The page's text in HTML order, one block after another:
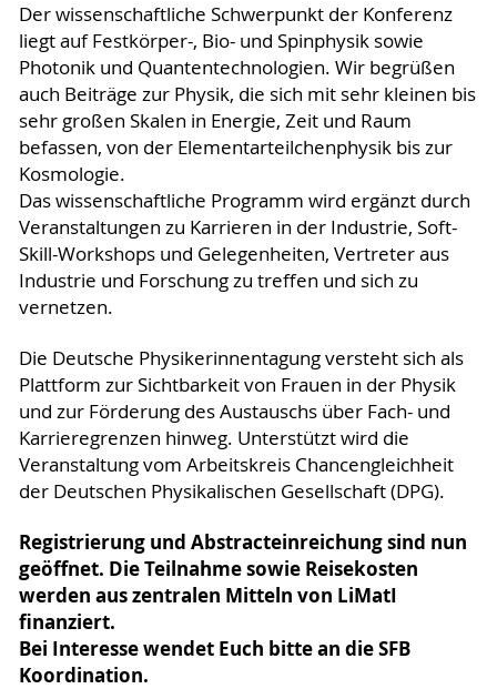
Der wissenschaftliche Schwerpunkt der Konferenz
liegt auf Festkörper-, Bio- und Spinphysik sowie
Photonik und Quantentechnologien. Wir begrüßen
auch Beiträge zur Physik, die sich mit sehr kleinen bis
sehr großen Skalen in Energie, Zeit und Raum
befassen, von der Elementarteilchenphysik bis zur
Kosmologie.
Das wissenschaftliche Programm wird ergänzt durch
Veranstaltungen zu Karrieren in der Industrie, Soft-
Skill-Workshops und Gelegenheiten, Vertreter aus
Industrie und Forschung zu treffen und sich zu
vernetzen.
Die Deutsche Physikerinnentagung versteht sich als
Plattform zur Sichtbarkeit von Frauen in der Physik
und zur Förderung des Austauschs über Fach- und
Karrieregrenzen hinweg. Unterstützt wird die
Veranstaltung vom Arbeitskreis Chancengleichheit
der Deutschen Physikalischen Gesellschaft (DPG).
Registrierung und Abstracteinreichung sind nun
geöffnet. Die Teilnahme sowie Reisekosten
werden aus zentralen Mitteln von LiMatI
finanziert.
Bei Interesse wendet Euch bitte an die SFB
Koordination.